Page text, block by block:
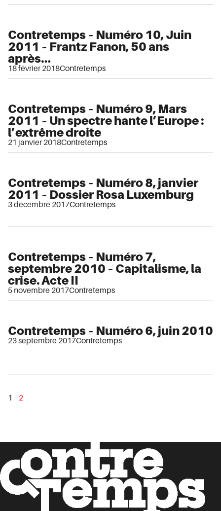
Contretemps – Numéro 10, Juin
2011 – Frantz Fanon, 50 ans
après…
18 février 2018Contretemps
Contretemps – Numéro 9, Mars
2011 – Un spectre hante l’Europe :
l’extrême droite
21 janvier 2018Contretemps
Contretemps – Numéro 8, janvier
2011 – Dossier Rosa Luxemburg
3 décembre 2017Contretemps
Contretemps – Numéro 7,
septembre 2010 – Capitalisme, la
crise. Acte II
5 novembre 2017Contretemps
Contretemps – Numéro 6, juin 2010
23 septembre 2017Contretemps
1 2